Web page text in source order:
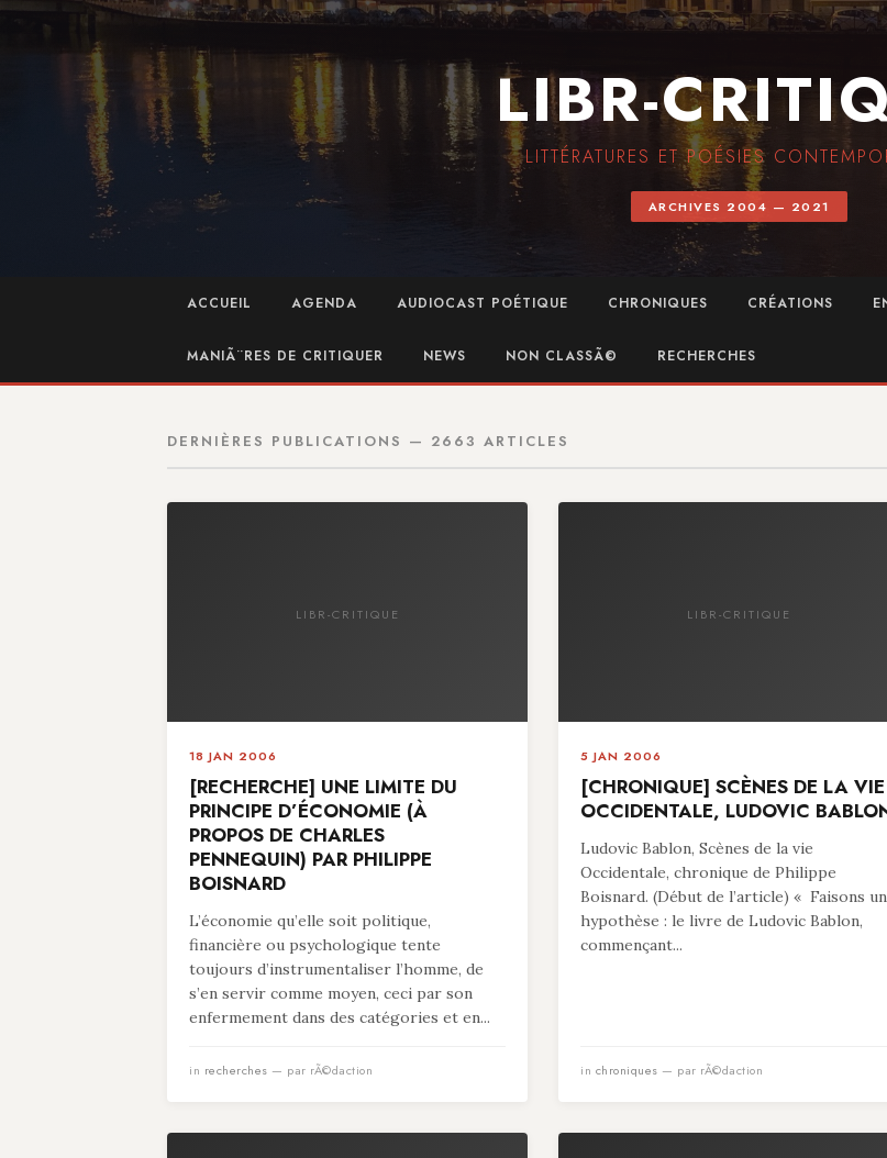
LIBR-
LITTÉRATURES ET POÉSIES
ARCHIVES 2004 — 2021
ACCUEIL AGENDA AUDIOCAST POÉTIQUE CHRONIQUES CRÉATIONS
MANIÃ¨RES DE CRITIQUER NEWS NON CLASSÃ© RECHERCHES
DERNIÈRES PUBLICATIONS — 2663 ARTICLES
LIBR-CRITIQUE
18 JAN 2006
[RECHERCHE] UNE LIMITE DU
PRINCIPE D’ÉCONOMIE (À
PROPOS DE CHARLES
PENNEQUIN) PAR PHILIPPE
BOISNARD
L’économie qu’elle soit politique,
financière ou psychologique tente
toujours d’instrumentaliser l’homme, de
s’en servir comme moyen, ceci par son
enfermement dans des catégories et en...
in recherches — par rÃ©daction
LIBR-CRITIQUE
5 JAN 2006
[CHRONIQUE] SCÈNES DE LA VIE
OCCIDENTALE, LUDOVIC
Ludovic Bablon, Scènes de la vie
Occidentale, chronique de Philippe
Boisnard. (Début de l’article) « Faisons
hypothèse : le livre de Ludovic Bablon,
commençant...
in chroniques — par rÃ©daction